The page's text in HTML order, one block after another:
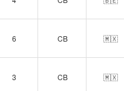
6 CB 🇲🇽
3 CB 🇲🇽